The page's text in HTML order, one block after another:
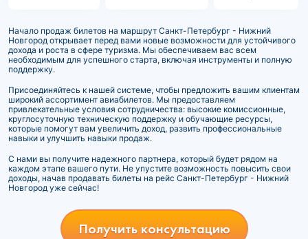
Начало продаж билетов на маршрут Санкт-Петербург - Нижний
Новгород открывает перед вами новые возможности для устойчивого
дохода и роста в сфере туризма. Мы обеспечиваем вас всем
необходимым для успешного старта, включая инструменты и полную
поддержку.
Присоединяйтесь к нашей системе, чтобы предложить вашим клиентам
широкий ассортимент авиабилетов. Мы предоставляем
привлекательные условия сотрудничества: высокие комиссионные,
круглосуточную техническую поддержку и обучающие ресурсы,
которые помогут вам увеличить доход, развить профессиональные
навыки и улучшить навыки продаж.
С нами вы получите надежного партнера, который будет рядом на
каждом этапе вашего пути. Не упустите возможность повысить свои
доходы, начав продавать билеты на рейс Санкт-Петербург - Нижний
Новгород уже сейчас!
Получить консультацию